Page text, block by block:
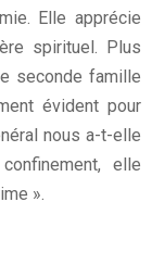
Elle apprécie
spirituel. Plus
seconde famille
évident pour
nous a-t-elle
elle
».